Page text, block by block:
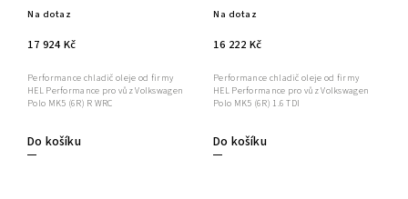
Na dotaz
17 924 Kč
Do košíku
Performance chladič oleje od firmy
HEL Performance pro vůz Volkswagen
Polo MK5 (6R) R WRC
Na dotaz
16 222 Kč
Do košíku
Performance chladič oleje od firmy
HEL Performance pro vůz Volkswagen
Polo MK5 (6R) 1.6 TDI